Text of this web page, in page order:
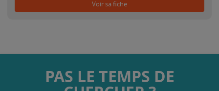
Voir sa fiche
PAS LE TEMPS DE